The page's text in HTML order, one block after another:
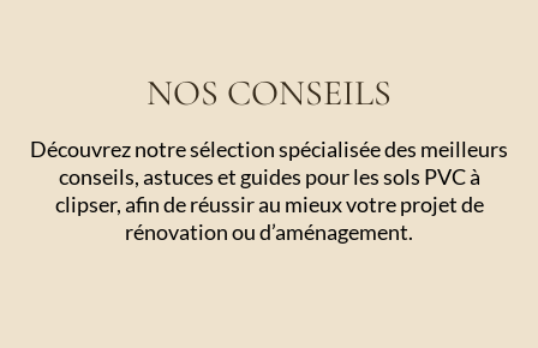
NOS CONSEILS
Découvrez notre sélection spécialisée des meilleurs
conseils, astuces et guides pour les sols PVC à
clipser, afin de réussir au mieux votre projet de
rénovation ou d’aménagement.